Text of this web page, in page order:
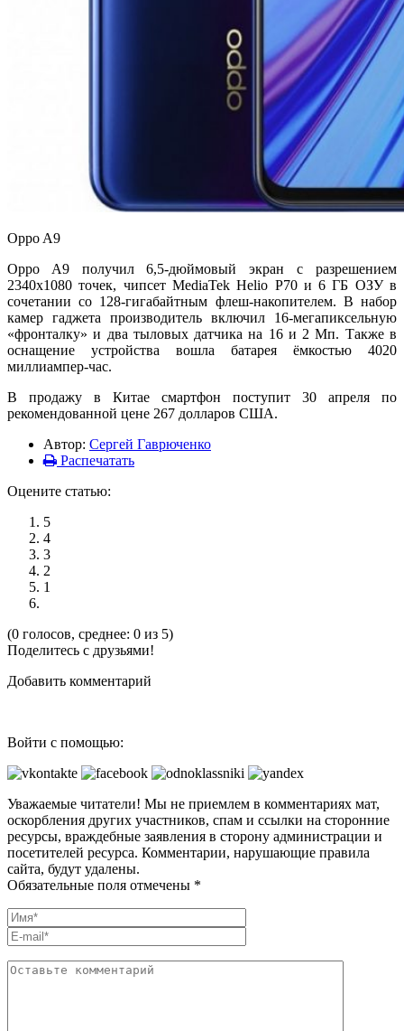
Oppo A9
Oppo A9 получил 6,5-дюймовый экран с разрешением
2340х1080 точек, чипсет MediaTek Helio P70 и 6 ГБ ОЗУ в
сочетании со 128-гигабайтным флеш-накопителем. В набор
камер гаджета производитель включил 16-мегапиксельную
«фронталку» и два тыловых датчика на 16 и 2 Мп. Также в
оснащение устройства вошла батарея ёмкостью 4020
миллиампер-час.
В продажу в Китае смартфон поступит 30 апреля по
рекомендованной цене 267 долларов США.
Автор: Сергей Гаврюченко
Распечатать
Оцените статью:
5
4
3
2
1
(0 голосов, среднее: 0 из 5)
Поделитесь с друзьями!
Добавить комментарий
Войти с помощью:
Уважаемые читатели! Мы не приемлем в комментариях мат,
оскорбления других участников, спам и ссылки на сторонние
ресурсы, враждебные заявления в сторону администрации и
посетителей ресурса. Комментарии, нарушающие правила
сайта, будут удалены.
Обязательные поля отмечены *